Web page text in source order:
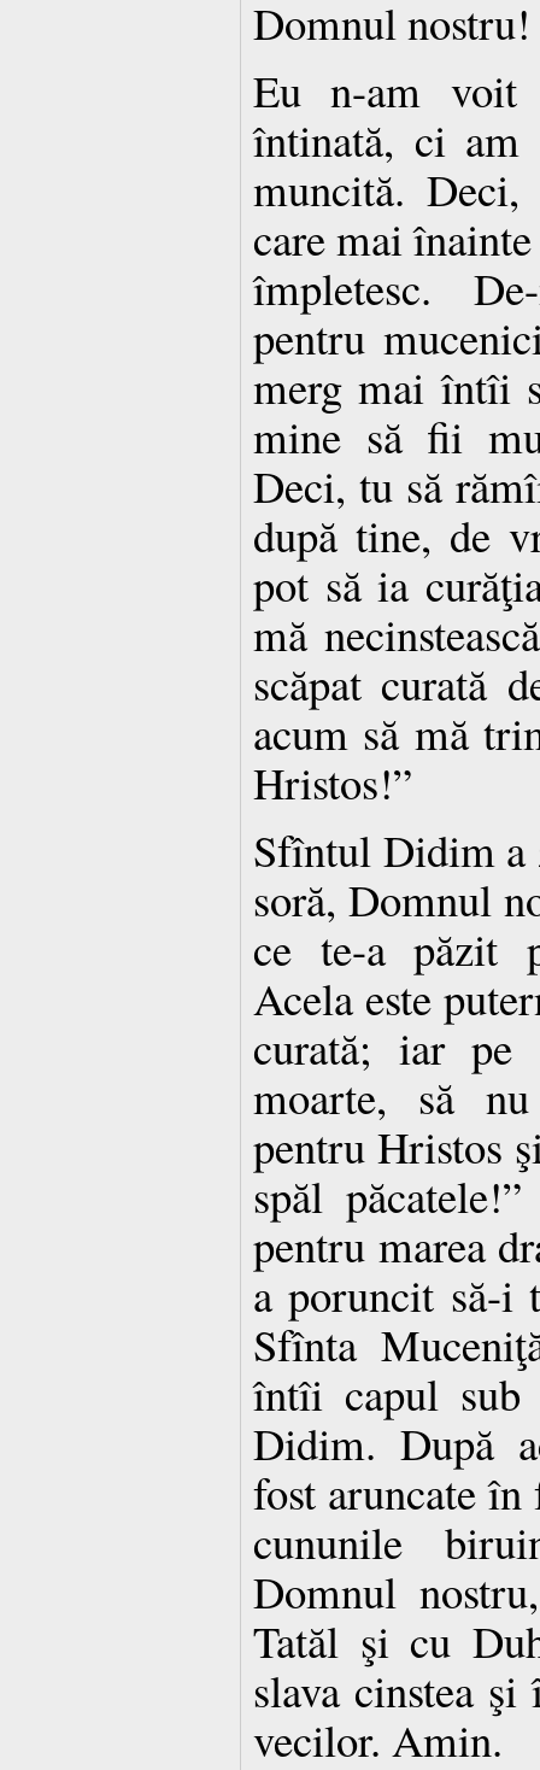
Domnul nostru!
Eu n-am
întinată, ci
muncită.
care mai
împletesc.
pentru
merg mai întîi
mine să fii
Deci, tu să
după tine, de
pot să ia
mă
scăpat curată
acum să mă
Hristos!”
Sfîntul Didim a
soră, Domnul
ce te-a păzit
Acela este
curată; iar pe
moarte, să
pentru Hristos
spăl
pentru marea
a poruncit să-i
Sfînta
întîi capul sub
Didim. După
fost aruncate
cununile
Domnul
Tatăl şi cu
slava cinstea
vecilor. Amin.